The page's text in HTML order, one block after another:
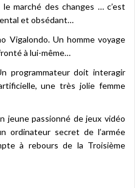
marché des changes … c’est
et obsédant…
Vigalondo. Un homme voyage
à lui-même…
programmateur doit interagir
une très jolie femme
jeune passionné de jeux vidéo
ordinateur secret de l’armée
à rebours de la Troisième